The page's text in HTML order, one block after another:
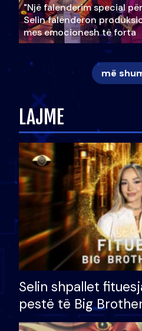
"Një falenderim special
Selin falënderon
mes emocionesh të forta
më
LAJME
Selin shpallet
pestë të Big
çmimin e madh